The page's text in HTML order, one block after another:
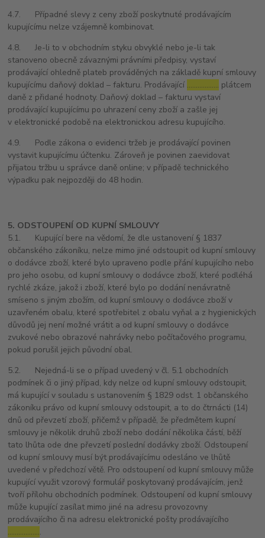
4.7. Případné slevy z ceny zboží poskytnuté prodávajícím
kupujícímu nelze vzájemně kombinovat.
4.8. Je-li to v obchodním styku obvyklé nebo je-li tak
stanoveno obecně závaznými právními předpisy, vystaví
prodávající ohledně plateb prováděných na základě kupní smlouvy
kupujícímu daňový doklad – fakturu. Prodávající ……………… plátcem
daně z přidané hodnoty. Daňový doklad – fakturu vystaví
prodávající kupujícímu po uhrazení ceny zboží a zašle jej
v elektronické podobě na elektronickou adresu kupujícího.
4.9. Podle zákona o evidenci tržeb je prodávající povinen
vystavit kupujícímu účtenku. Zároveň je povinen zaevidovat
přijatou tržbu u správce daně online; v případě technického
výpadku pak nejpozději do 48 hodin.
5. ODSTOUPENÍ OD KUPNÍ SMLOUVY
5.1. Kupující bere na vědomí, že dle ustanovení § 1837
občanského zákoníku, nelze mimo jiné odstoupit od kupní smlouvy
o dodávce zboží, které bylo upraveno podle přání kupujícího nebo
pro jeho osobu, od kupní smlouvy o dodávce zboží, které podléhá
rychlé zkáze, jakož i zboží, které bylo po dodání nenávratně
smíseno s jiným zbožím, od kupní smlouvy o dodávce zboží v
uzavřeném obalu, které spotřebitel z obalu vyňal a z hygienických
důvodů jej není možné vrátit a od kupní smlouvy o dodávce
zvukové nebo obrazové nahrávky nebo počítačového programu,
pokud porušil jejich původní obal.
5.2. Nejedná-li se o případ uvedený v čl. 5.1 obchodních
podmínek či o jiný případ, kdy nelze od kupní smlouvy odstoupit,
má kupující v souladu s ustanovením § 1829 odst. 1 občanského
zákoníku právo od kupní smlouvy odstoupit, a to do čtrnácti (14)
dnů od převzetí zboží, přičemž v případě, že předmětem kupní
smlouvy je několik druhů zboží nebo dodání několika částí, běží
tato lhůta ode dne převzetí poslední dodávky zboží. Odstoupení
od kupní smlouvy musí být prodávajícímu odesláno ve lhůtě
uvedené v předchozí větě. Pro odstoupení od kupní smlouvy může
kupující využit vzorový formulář poskytovaný prodávajícím, jenž
tvoří přílohu obchodních podmínek. Odstoupení od kupní smlouvy
může kupující zasílat mimo jiné na adresu provozovny
prodávajícího či na adresu elektronické pošty prodávajícího
……………….